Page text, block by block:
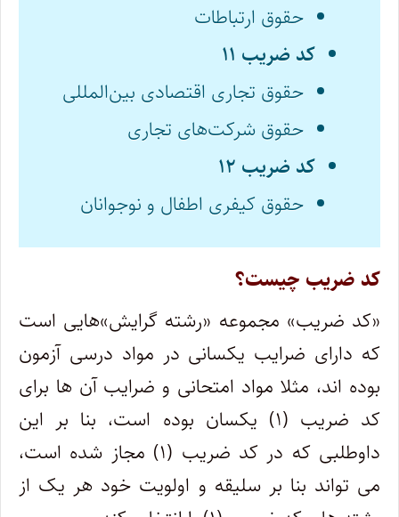
حقوق ارتباطات
کد ضریب ۱۱
حقوق تجاری اقتصادی بین‌المللی
حقوق شرکت‌های تجاری
کد ضریب ۱۲
حقوق کیفری اطفال و نوجوانان
کد ضریب چیست؟
«کد ضریب» مجموعه «رشته گرایش»هایی است
که دارای ضرایب یکسانی در مواد درسی آزمون
بوده اند، مثلا مواد امتحانی و ضرایب آن ها برای
کد ضریب (۱) یکسان بوده است، بنا بر این
داوطلبی که در کد ضریب (۱) مجاز شده است،
می تواند بنا بر سلیقه و اولویت خود هر یک از